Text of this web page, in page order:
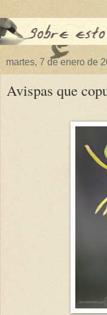
martes, 7 de enero de
Avispas que